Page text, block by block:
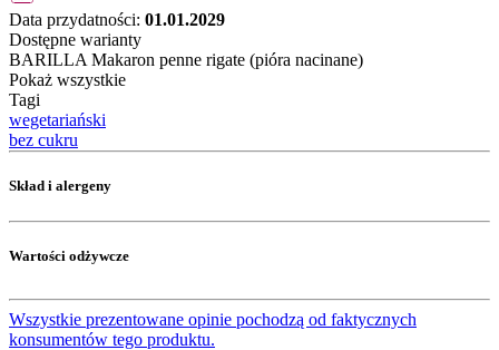
Data przydatności: 01.01.2029
Dostępne warianty
BARILLA Makaron penne rigate (pióra nacinane)
Pokaż wszystkie
Tagi
wegetariański
bez cukru
Skład i alergeny
Wartości odżywcze
Wszystkie prezentowane opinie pochodzą od faktycznych
konsumentów tego produktu.